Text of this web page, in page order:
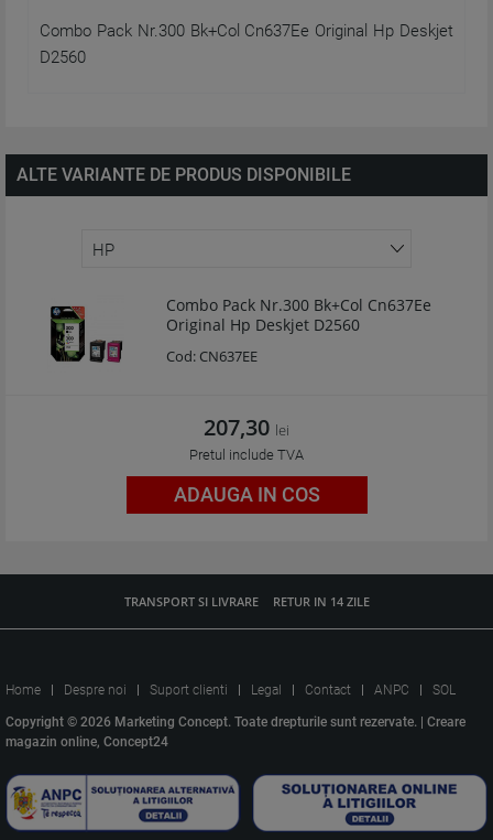
Combo Pack Nr.300 Bk+Col Cn637Ee Original Hp Deskjet
D2560
ALTE VARIANTE DE PRODUS DISPONIBILE
Combo Pack Nr.300 Bk+Col Cn637Ee
Original Hp Deskjet D2560
Cod:CN637EE
207,30 lei
Pretul include TVA
ADAUGA IN COS
TRANSPORT SI LIVRARE RETUR IN 14 ZILE
Home Despre noi Suport clienti Legal Contact ANPC SOL
Copyright © 2026 Marketing Concept. Toate drepturile sunt rezervate. | Creare
magazin online, Concept24